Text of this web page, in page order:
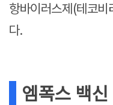
항바이러스제(테코
다.
엠폭스 백신